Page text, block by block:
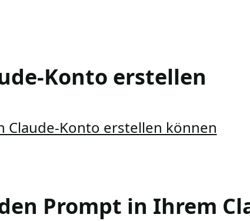
Konto erstellen
Claude-Konto erstellen können
Prompt in Ihrem